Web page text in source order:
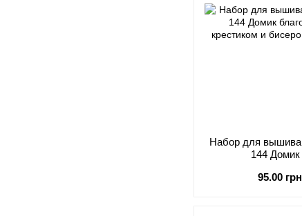
Набор для
144 Домик
95.00 грн